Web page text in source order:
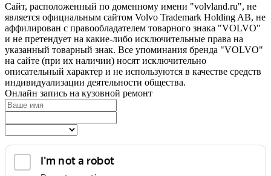
Сайт, расположенный по доменному имени "volvland.ru", не
является официальным сайтом Volvo Trademark Holding AB, не
аффилирован с правообладателем товарного знака "VOLVO"
и не претендует на какие‑либо исключительные права на
указанный товарный знак. Все упоминания бренда "VOLVO"
на сайте (при их наличии) носят исключительно
описательный характер и не используются в качестве средств
индивидуализации деятельности общества.
Онлайн запись на кузовной ремонт